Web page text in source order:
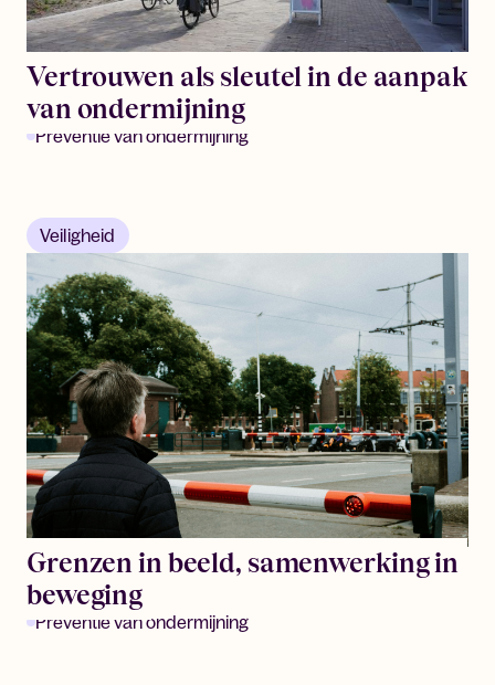
Vertrouwen als sleutel in de aanpak
van ondermijning
Preventie van ondermijning
Veiligheid
Grenzen in beeld, samenwerking in
beweging
Preventie van ondermijning